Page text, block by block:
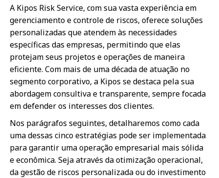
A Kipos Risk Service, com sua vasta experiência em
gerenciamento e controle de riscos, oferece soluções
personalizadas que atendem às necessidades
específicas das empresas, permitindo que elas
protejam seus projetos e operações de maneira
eficiente. Com mais de uma década de atuação no
segmento corporativo, a Kipos se destaca pela sua
abordagem consultiva e transparente, sempre focada
em defender os interesses dos clientes.
Nos parágrafos seguintes, detalharemos como cada
uma dessas cinco estratégias pode ser implementada
para garantir uma operação empresarial mais sólida
e econômica. Seja através da otimização operacional,
da gestão de riscos personalizada ou do investimento